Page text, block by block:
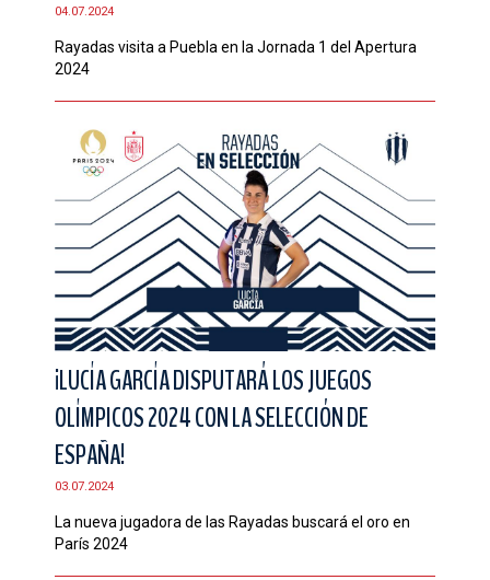
04.07.2024
Rayadas visita a Puebla en la Jornada 1 del Apertura
2024
¡LUCÍA GARCÍA DISPUTARÁ LOS JUEGOS
OLÍMPICOS 2024 CON LA SELECCIÓN DE
ESPAÑA!
03.07.2024
La nueva jugadora de las Rayadas buscará el oro en
París 2024